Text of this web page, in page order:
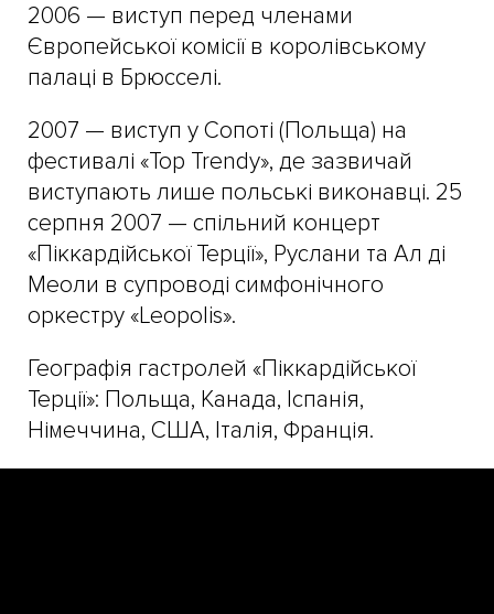
2006 — виступ перед членами
Європейської комісії в королівському
палаці в Брюсселі.
2007 — виступ у Сопоті (Польща) на
фестивалі «Top Trendy», де зазвичай
виступають лише польські виконавці. 25
серпня 2007 — спільний концерт
«Піккардійської Терції», Руслани та Ал ді
Меоли в супроводі симфонічного
оркестру «Leopolis».
Географія гастролей «Піккардійської
Терції»: Польща, Канада, Іспанія,
Німеччина, США, Італія, Франція.